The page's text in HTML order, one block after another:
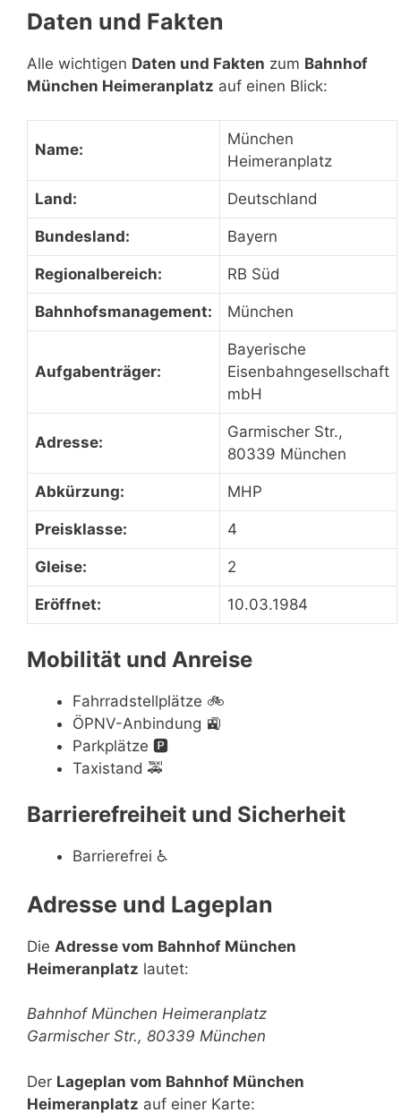
Daten und Fakten
Alle wichtigen Daten und Fakten zum Bahnhof
München Heimeranplatz auf einen Blick:
Name:
München
Heimeranplatz
Land: Deutschland
Bundesland: Bayern
Regionalbereich: RB Süd
Bahnhofsmanagement: München
Aufgabenträger:
Bayerische
Eisenbahngesellschaft
mbH
Adresse:
Garmischer Str.,
80339 München
Abkürzung: MHP
Preisklasse: 4
Gleise: 2
Eröffnet: 10.03.1984
Mobilität und Anreise
Fahrradstellplätze 🚲
ÖPNV-Anbindung 🚉
Parkplätze 🅿️
Taxistand 🚕
Barrierefreiheit und Sicherheit
Barrierefrei ♿
Adresse und Lageplan
Die Adresse vom Bahnhof München
Heimeranplatz lautet:
Bahnhof München Heimeranplatz
Garmischer Str., 80339 München
Der Lageplan vom Bahnhof München
Heimeranplatz auf einer Karte: